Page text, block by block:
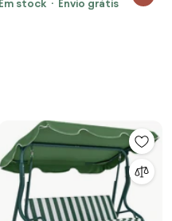
Jardim com Assento em Ripas
Em stock
Envio grátis